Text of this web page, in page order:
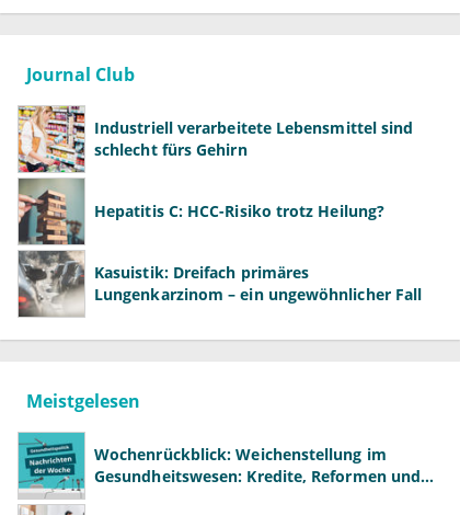
Journal Club
Industriell verarbeitete Lebensmittel sind
schlecht fürs Gehirn
Hepatitis C: HCC-Risiko trotz Heilung?
Kasuistik: Dreifach primäres
Lungenkarzinom – ein ungewöhnlicher Fall
Meistgelesen
Wochenrückblick: Weichenstellung im
Gesundheitswesen: Kredite, Reformen und